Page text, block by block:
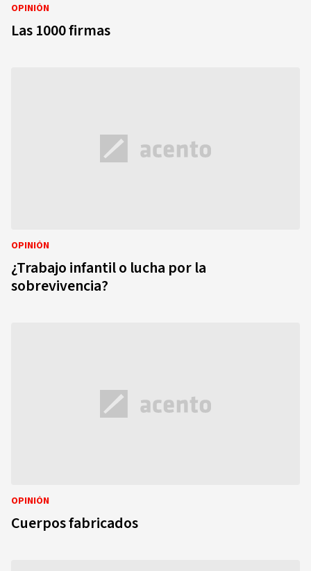
OPINIÓN
Las 1000 firmas
OPINIÓN
¿Trabajo infantil o lucha por la
sobrevivencia?
OPINIÓN
Cuerpos fabricados